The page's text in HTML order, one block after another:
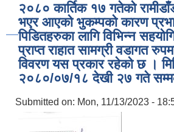
२०८० कार्तिक १७ गतेको
भएर आएको भुकम्पको कारण
पिडितहरुका लागि विभिन्न
प्राप्त राहात सामग्री वडागत
विवरण यस प्रकार रहेको छ ।
२०८०/०७/१८ देखी २७ गते
Submitted on: Mon, 11/13/2023 -